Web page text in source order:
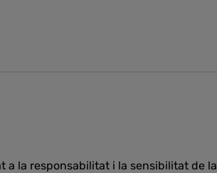
a la responsabilitat i la sensibilitat de la